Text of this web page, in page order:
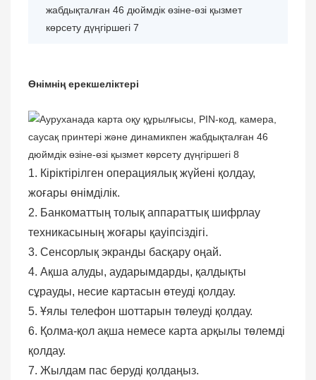
Өнімнің ерекшеліктері
1. Кіріктірілген операциялық жүйені қолдау,
жоғары өнімділік.
2. Банкоматтың толық аппараттық шифрлау
техникасының жоғары қауіпсіздігі.
3. Сенсорлық экранды басқару оңай.
4. Ақша алуды, аударымдарды, қалдықты
сұрауды, несие картасын өтеуді қолдау.
5. Ұялы телефон шоттарын төлеуді қолдау.
6. Қолма-қол ақша немесе карта арқылы төлемді
қолдау.
7. Жылдам пас беруді қолдаңыз.